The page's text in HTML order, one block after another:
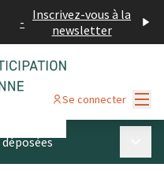
- Inscrivez-vous à la
newsletter
Se connecter
déposées